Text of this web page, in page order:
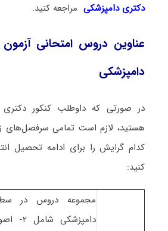
دکتری دامپزشکی مراجعه کنید.
عناوین دروس امتحانی آزمون
دامپزشکی
در صورتی که داوطلب کنکور دکتری
هستید، لازم است تمامی سرفصل‌های
کدام گرایش را برای ادامه تحصیل
کنید:
مجموعه دروس در